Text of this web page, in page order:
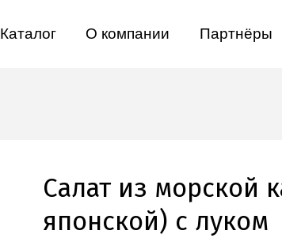
Каталог О компании Партнёры
Салат из морской
японской) с луком